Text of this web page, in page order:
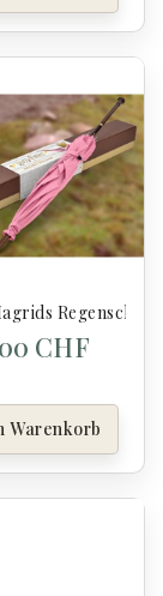
CHF
Warenkorb